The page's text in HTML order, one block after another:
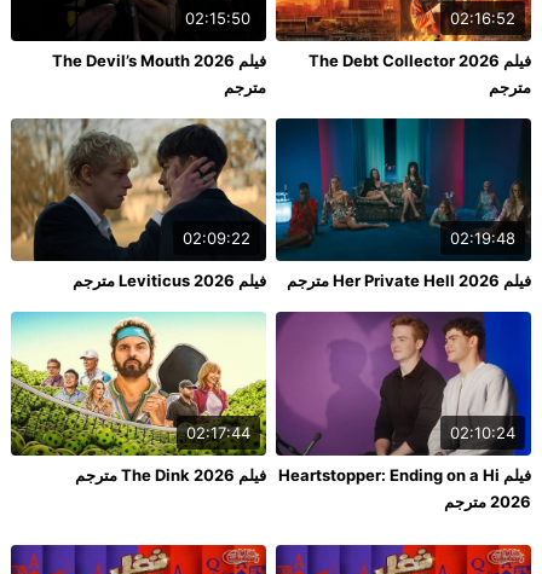
02:16:52
فيلم The Debt Collector 2026
مترجم
02:15:50
فيلم The Devil’s Mouth 2026
مترجم
02:19:48
فيلم Her Private Hell 2026 مترجم
02:09:22
فيلم Leviticus 2026 مترجم
02:10:24
فيلم Heartstopper: Ending on a Hi
2026 مترجم
02:17:44
فيلم The Dink 2026 مترجم